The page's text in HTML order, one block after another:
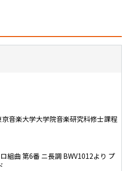
音楽大学大学院音楽研究科修士課程
組曲 第6番 ニ⻑調 BWV1012より プ